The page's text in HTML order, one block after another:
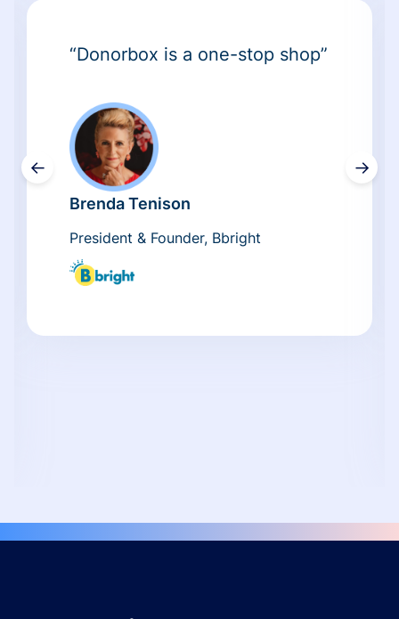
←
“Donorbox is a one-stop shop”
Brenda Tenison
President & Founder, Bbright
→